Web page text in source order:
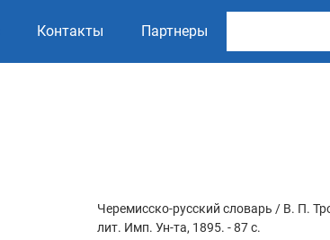
Контакты Партнеры
Черемисско-русский словарь / В. П.
лит. Имп. Ун-та, 1895. - 87 с.